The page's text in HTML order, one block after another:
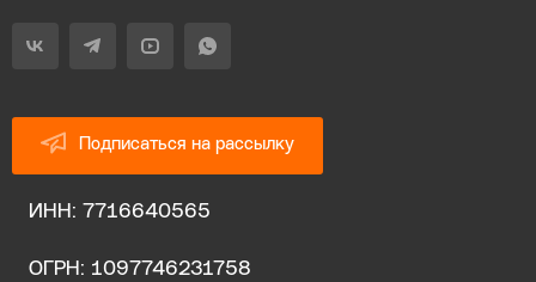
Подписаться на рассылку
ИНН: 7716640565
ОГРН: 1097746231758